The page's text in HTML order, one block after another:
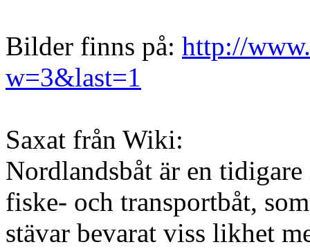
Bilder finns på: http://
w=3&last=1
Saxat från Wiki:
Nordlandsbåt är en
fiske- och transportbåt,
stävar bevarat viss likhet